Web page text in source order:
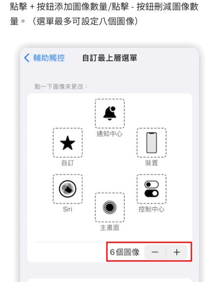
點擊 + 按鈕添加圖像數量/點擊 - 按鈕刪減圖像數
量。（選單最多可設定八個圖像）